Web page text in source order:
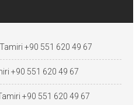
+90 551 620 49 67
+90 551 620 49 67
+90 551 620 49 67